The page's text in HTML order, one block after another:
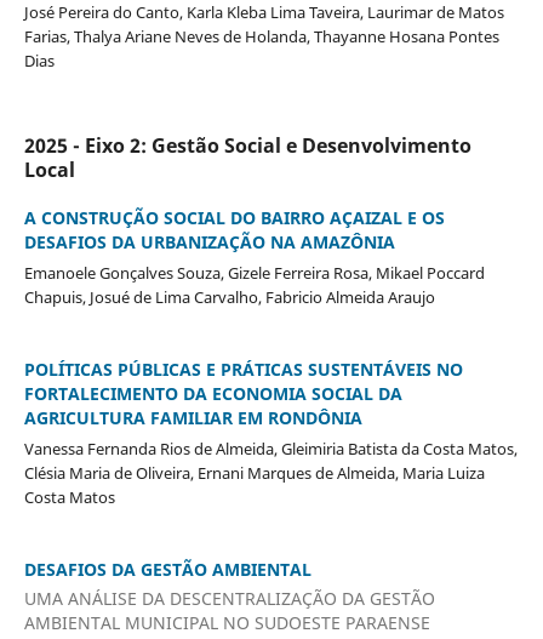
José Pereira do Canto, Karla Kleba Lima Taveira, Laurimar de Matos
Farias, Thalya Ariane Neves de Holanda, Thayanne Hosana Pontes
Dias
2025 - Eixo 2: Gestão Social e Desenvolvimento
Local
A CONSTRUÇÃO SOCIAL DO BAIRRO AÇAIZAL E OS
DESAFIOS DA URBANIZAÇÃO NA AMAZÔNIA
Emanoele Gonçalves Souza, Gizele Ferreira Rosa, Mikael Poccard
Chapuis, Josué de Lima Carvalho, Fabricio Almeida Araujo
POLÍTICAS PÚBLICAS E PRÁTICAS SUSTENTÁVEIS NO
FORTALECIMENTO DA ECONOMIA SOCIAL DA
AGRICULTURA FAMILIAR EM RONDÔNIA
Vanessa Fernanda Rios de Almeida, Gleimiria Batista da Costa Matos,
Clésia Maria de Oliveira, Ernani Marques de Almeida, Maria Luiza
Costa Matos
DESAFIOS DA GESTÃO AMBIENTAL
UMA ANÁLISE DA DESCENTRALIZAÇÃO DA GESTÃO
AMBIENTAL MUNICIPAL NO SUDOESTE PARAENSE